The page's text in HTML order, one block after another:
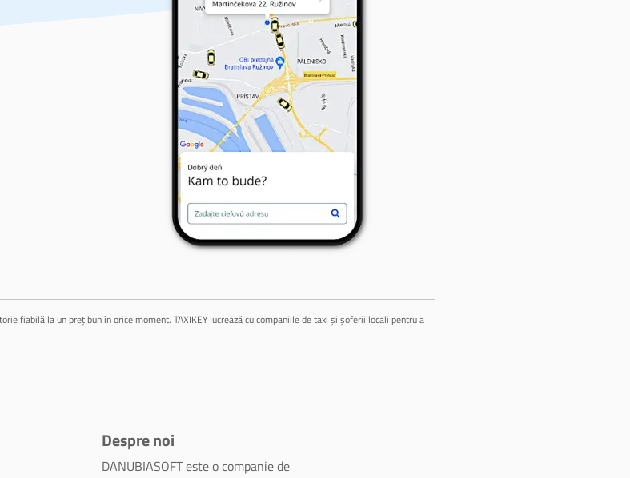
fiabilă la un preț bun în orice moment. TAXIKEY lucrează cu companiile de taxi și șoferii locali pentru a
Despre noi
DANUBIASOFT este o companie de